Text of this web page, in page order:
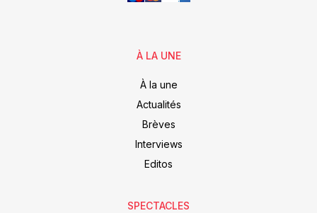
À LA UNE
À la une
Actualités
Brèves
Interviews
Editos
SPECTACLES